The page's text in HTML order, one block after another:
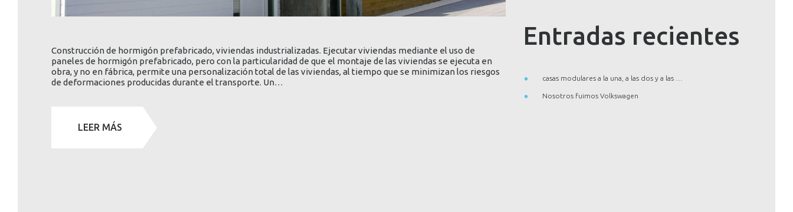
Construcción de hormigón prefabricado, viviendas industrializadas. Ejecutar viviendas mediante el uso de
paneles de hormigón prefabricado, pero con la particularidad de que el montaje de las viviendas se ejecuta en
obra, y no en fábrica, permite una personalización total de las viviendas, al tiempo que se minimizan los riesgos
de deformaciones producidas durante el transporte. Un…
LEER MÁS
Entradas recientes
casas modulares a la una, a las dos y a las …
Nosotros fuimos Volkswagen